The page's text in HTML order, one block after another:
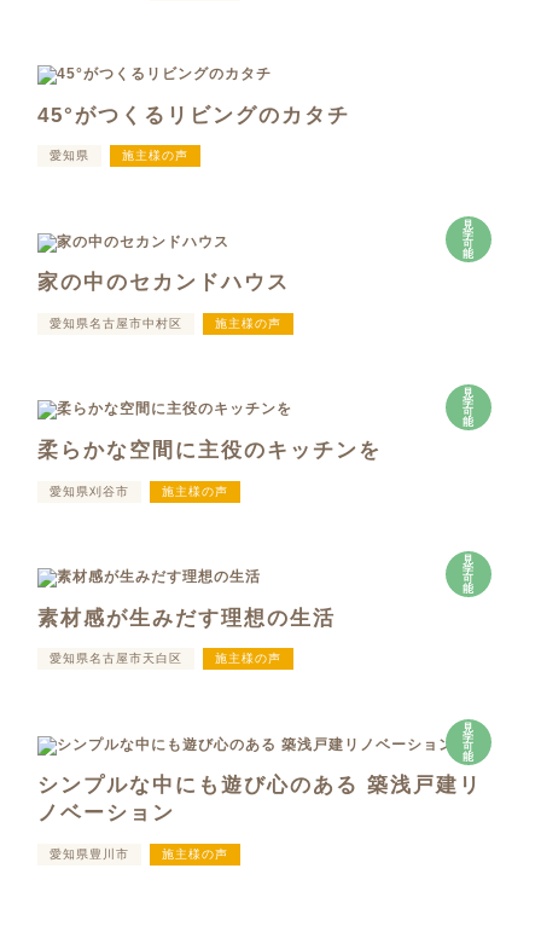
45°がつくるリビングのカタチ
愛知県 施主様の声
見
学
可
能
家の中のセカンドハウス
愛知県名古屋市中村区 施主様の声
見
学
可
能
柔らかな空間に主役のキッチンを
愛知県刈谷市 施主様の声
見
学
可
能
素材感が生みだす理想の生活
愛知県名古屋市天白区 施主様の声
見
学
可
能
シンプルな中にも遊び心のある 築浅戸建リ
ノベーション
愛知県豊川市 施主様の声